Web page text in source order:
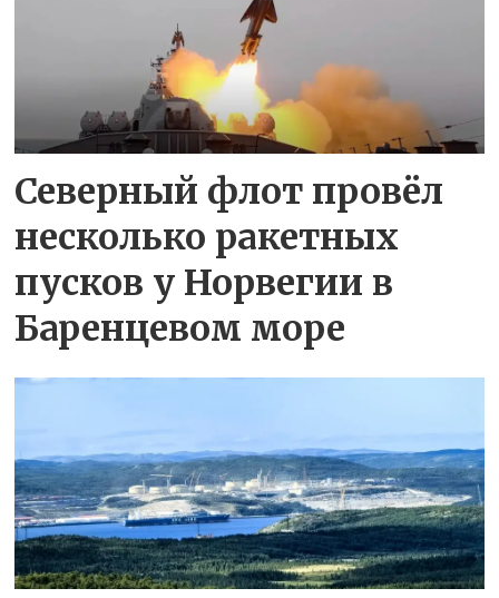
Северный флот провёл
несколько ракетных
пусков у Норвегии в
Баренцевом море